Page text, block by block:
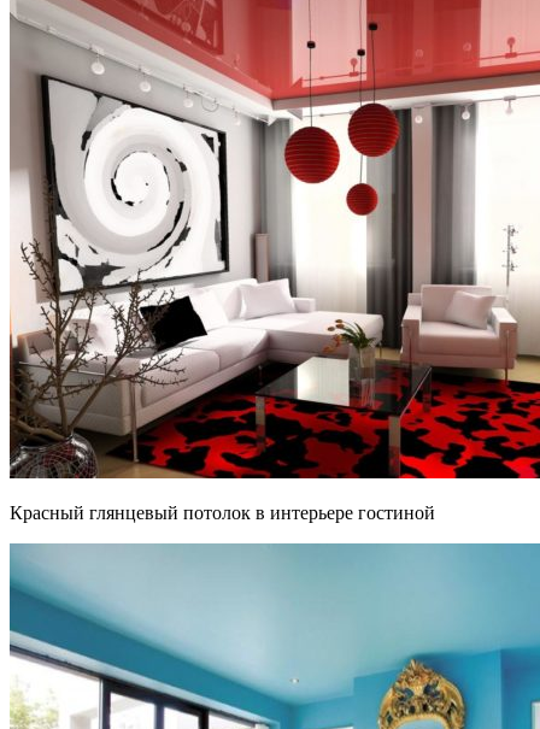
Красный глянцевый потолок в интерьере гостиной